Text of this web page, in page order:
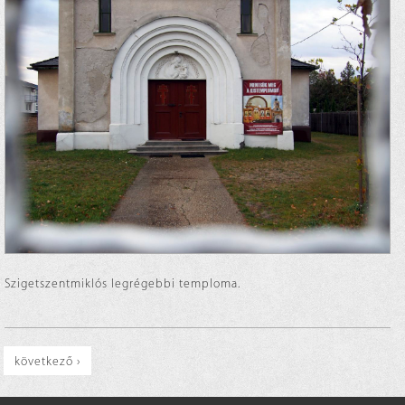
Szigetszentmiklós legrégebbi temploma.
következő ›